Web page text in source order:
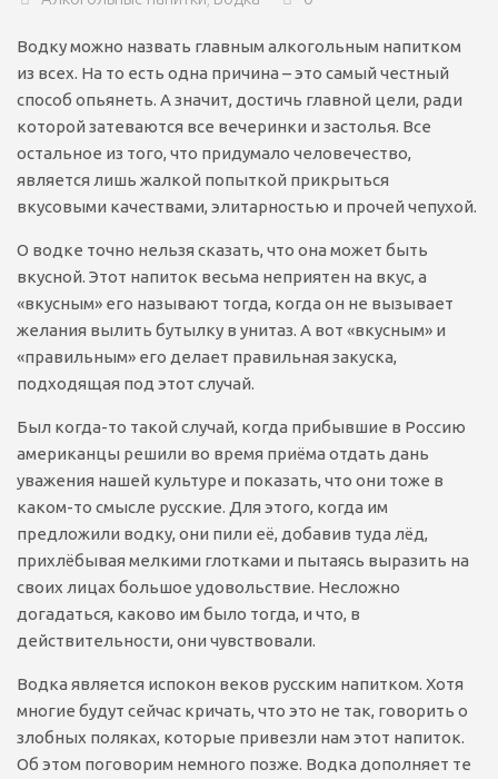
Водку можно назвать главным алкогольным напитком
из всех. На то есть одна причина – это самый честный
способ опьянеть. А значит, достичь главной цели, ради
которой затеваются все вечеринки и застолья. Все
остальное из того, что придумало человечество,
является лишь жалкой попыткой прикрыться
вкусовыми качествами, элитарностью и прочей чепухой.
О водке точно нельзя сказать, что она может быть
вкусной. Этот напиток весьма неприятен на вкус, а
«вкусным» его называют тогда, когда он не вызывает
желания вылить бутылку в унитаз. А вот «вкусным» и
«правильным» его делает правильная закуска,
подходящая под этот случай.
Был когда-то такой случай, когда прибывшие в Россию
американцы решили во время приёма отдать дань
уважения нашей культуре и показать, что они тоже в
каком-то смысле русские. Для этого, когда им
предложили водку, они пили её, добавив туда лёд,
прихлёбывая мелкими глотками и пытаясь выразить на
своих лицах большое удовольствие. Несложно
догадаться, каково им было тогда, и что, в
действительности, они чувствовали.
Водка является испокон веков русским напитком. Хотя
многие будут сейчас кричать, что это не так, говорить о
злобных поляках, которые привезли нам этот напиток.
Об этом поговорим немного позже. Водка дополняет те